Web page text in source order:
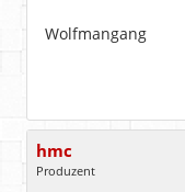
Wolfmangang
hmc
Produzent